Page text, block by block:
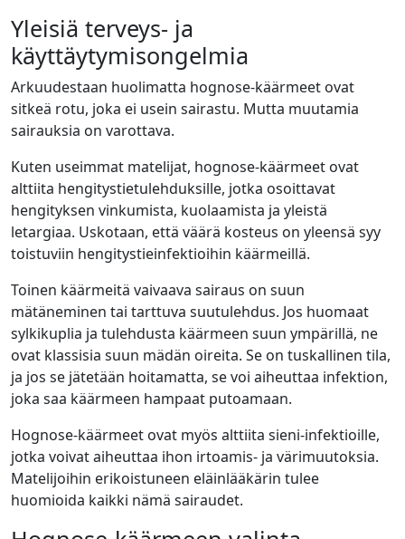
Yleisiä terveys- ja
käyttäytymisongelmia
Arkuudestaan huolimatta hognose-käärmeet ovat
sitkeä rotu, joka ei usein sairastu. Mutta muutamia
sairauksia on varottava.
Kuten useimmat matelijat, hognose-käärmeet ovat
alttiita hengitystietulehduksille, jotka osoittavat
hengityksen vinkumista, kuolaamista ja yleistä
letargiaa. Uskotaan, että väärä kosteus on yleensä syy
toistuviin hengitystieinfektioihin käärmeillä.
Toinen käärmeitä vaivaava sairaus on suun
mätäneminen tai tarttuva suutulehdus. Jos huomaat
sylkikuplia ja tulehdusta käärmeen suun ympärillä, ne
ovat klassisia suun mädän oireita. Se on tuskallinen tila,
ja jos se jätetään hoitamatta, se voi aiheuttaa infektion,
joka saa käärmeen hampaat putoamaan.
Hognose-käärmeet ovat myös alttiita sieni-infektioille,
jotka voivat aiheuttaa ihon irtoamis- ja värimuutoksia.
Matelijoihin erikoistuneen eläinlääkärin tulee
huomioida kaikki nämä sairaudet.